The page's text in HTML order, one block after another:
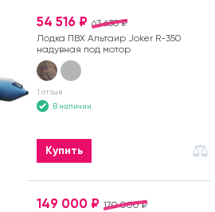
63 630 ₽
54 516 ₽
Лодка ПВХ Альтаир Joker R-350
надувная под мотор
1 отзыв
В наличии
Купить
170 000 ₽
149 000 ₽